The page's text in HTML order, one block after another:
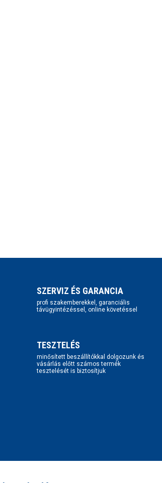
SZERVIZ ÉS GARANCIA
profi szakemberekkel, garanciális
távügyintézéssel, online követéssel
TESZTELÉS
minősített beszállítókkal dolgozunk és
vásárlás előtt számos termék
tesztelését is biztosítjuk